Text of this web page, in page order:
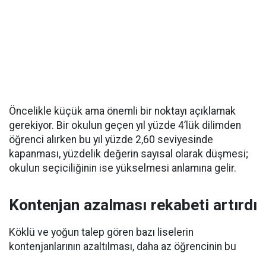
Öncelikle küçük ama önemli bir noktayı açıklamak
gerekiyor. Bir okulun geçen yıl yüzde 4’lük dilimden
öğrenci alırken bu yıl yüzde 2,60 seviyesinde
kapanması, yüzdelik değerin sayısal olarak düşmesi;
okulun seçiciliğinin ise yükselmesi anlamına gelir.
Kontenjan azalması rekabeti artırdı
Köklü ve yoğun talep gören bazı liselerin
kontenjanlarının azaltılması, daha az öğrencinin bu